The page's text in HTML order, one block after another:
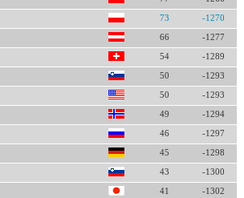
73 -1270
66 -1277
54 -1289
50 -1293
50 -1293
49 -1294
46 -1297
45 -1298
43 -1300
41 -1302